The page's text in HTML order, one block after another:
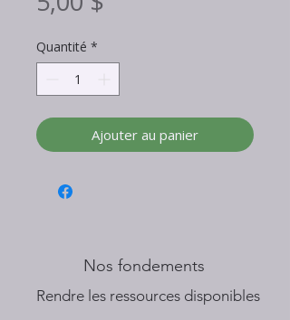
Quantité *
Ajouter au panier
Nos fondements
​Rendre les ressources disponibles